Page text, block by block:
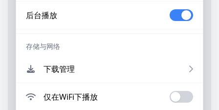
后台播放
存储与网络
下载管理
仅在WiFi下播放